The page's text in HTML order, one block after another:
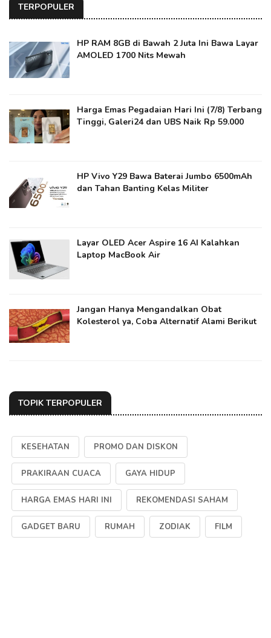
TERPOPULER
HP RAM 8GB di Bawah 2 Juta Ini Bawa Layar
AMOLED 1700 Nits Mewah
Harga Emas Pegadaian Hari Ini (7/8) Terbang
Tinggi, Galeri24 dan UBS Naik Rp 59.000
HP Vivo Y29 Bawa Baterai Jumbo 6500mAh
dan Tahan Banting Kelas Militer
Layar OLED Acer Aspire 16 AI Kalahkan
Laptop MacBook Air
Jangan Hanya Mengandalkan Obat
Kolesterol ya​, Coba Alternatif Alami Berikut
TOPIK TERPOPULER
KESEHATAN PROMO DAN DISKON
PRAKIRAAN CUACA GAYA HIDUP
HARGA EMAS HARI INI REKOMENDASI SAHAM
GADGET BARU RUMAH ZODIAK FILM